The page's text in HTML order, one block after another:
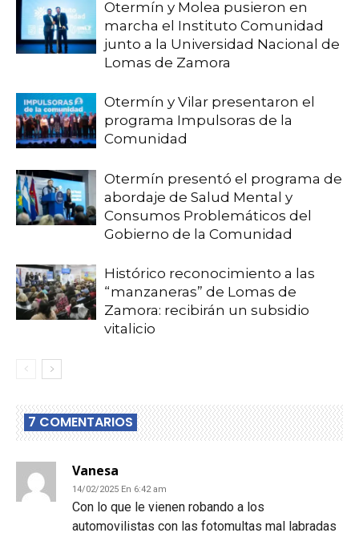
Otermín y Molea pusieron en
marcha el Instituto Comunidad
junto a la Universidad Nacional de
Lomas de Zamora
Otermín y Vilar presentaron el
programa Impulsoras de la
Comunidad
Otermín presentó el programa de
abordaje de Salud Mental y
Consumos Problemáticos del
Gobierno de la Comunidad
Histórico reconocimiento a las
“manzaneras” de Lomas de
Zamora: recibirán un subsidio
vitalicio
7 COMENTARIOS
Vanesa
14/02/2025 En 6:42 am
Con lo que le vienen robando a los
automovilistas con las fotomultas mal labradas